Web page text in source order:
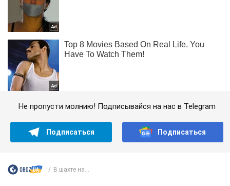
Не пропусти молнию! Подписывайся на нас в Telegram
Подписаться Подписаться
В шахте на...